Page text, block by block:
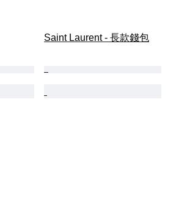
Saint Laurent - 長款錢包